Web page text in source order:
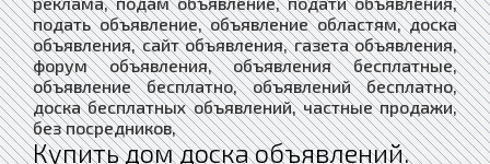
подать объявление, объявление областям, доска
объявления, сайт объявления, газета объявления,
форум объявления, объявления бесплатные,
объявление бесплатно, объявлений бесплатно,
доска бесплатных объявлений, частные продажи,
без посредников,
Купить дом доска объявлений.